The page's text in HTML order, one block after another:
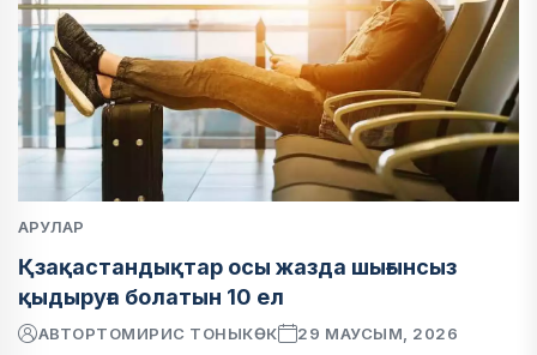
АРУЛАР
Қзақастандықтар осы жазда шығынсыз
қыдыруға болатын 10 ел
АВТОРТОМИРИС ТОНЫКӨК 29 МАУСЫМ, 2026